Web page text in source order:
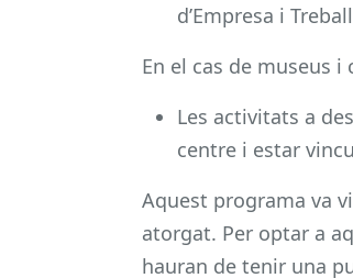
d’Empresa i
En el cas de museus i
Les activitats a
centre i estar
Aquest programa va
atorgat. Per optar a
hauran de tenir una